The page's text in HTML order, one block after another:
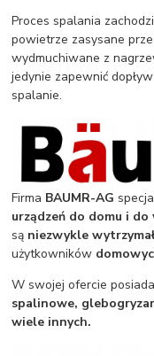
Proces spalania
powietrze zasysane
wydmuchiwane z
jedynie zapewnić
spalanie.
Firma BAUMR-AG
urządzeń do domu i
są niezwykle
użytkowników
W swojej ofercie
spalinowe,
wiele innych.